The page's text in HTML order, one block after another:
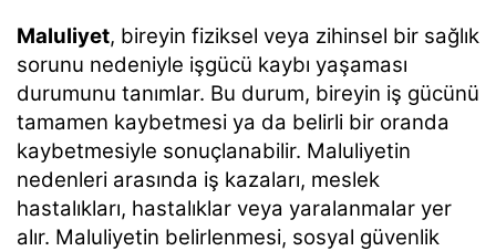
Maluliyet, bireyin fiziksel veya zihinsel bir sağlık
sorunu nedeniyle işgücü kaybı yaşaması
durumunu tanımlar. Bu durum, bireyin iş gücünü
tamamen kaybetmesi ya da belirli bir oranda
kaybetmesiyle sonuçlanabilir. Maluliyetin
nedenleri arasında iş kazaları, meslek
hastalıkları, hastalıklar veya yaralanmalar yer
alır. Maluliyetin belirlenmesi, sosyal güvenlik